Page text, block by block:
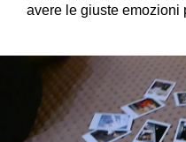
avere le giuste emozioni